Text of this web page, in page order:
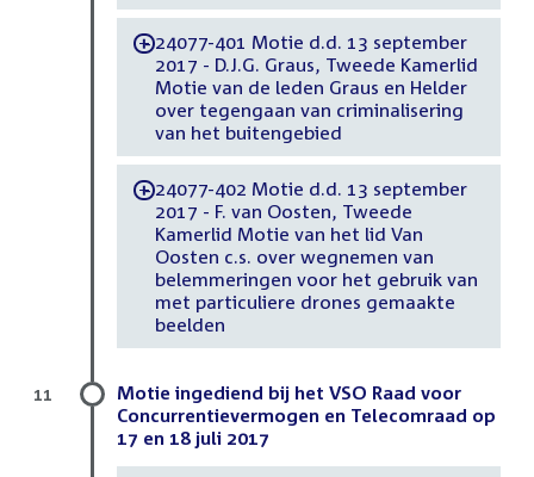
-24077-401 Motie d.d. 13 september
2017 - D.J.G. Graus, Tweede Kamerlid
Motie van de leden Graus en Helder
over tegengaan van criminalisering
van het buitengebied
-24077-402 Motie d.d. 13 september
2017 - F. van Oosten, Tweede
Kamerlid Motie van het lid Van
Oosten c.s. over wegnemen van
belemmeringen voor het gebruik van
met particuliere drones gemaakte
beelden
Motie ingediend bij het VSO Raad voor
Concurrentievermogen en Telecomraad op
17 en 18 juli 2017
11